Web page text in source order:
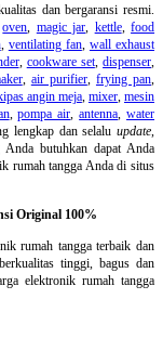
dan bergaransi resmi.
oven, magic jar, kettle,food
, ventilating fan, wall exhaust
, cookware set,dispenser,
, air purifier, frying pan,
angin meja, mixer,mesin
,pompa air,antenna,water
lengkap dan selalu update,
Anda butuhkan dapat Anda
rumah tangga Anda di situs
Original 100%
rumah tangga terbaik dan
tinggi, bagus dan
elektronik rumah tangga